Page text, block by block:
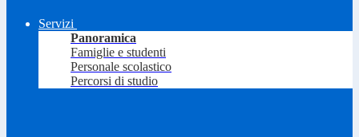
Servizi
Panoramica
Famiglie e studenti
Personale scolastico
Percorsi di studio